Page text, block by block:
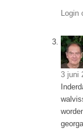
Login
3 juni